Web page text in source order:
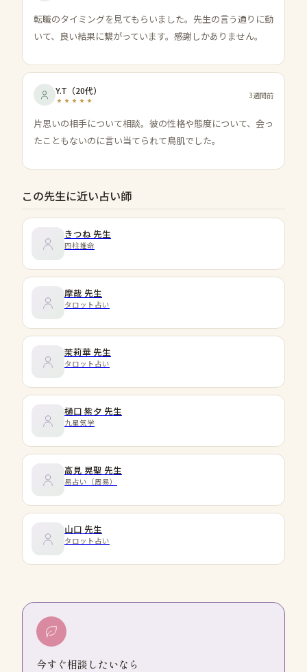
転職のタイミングを見てもらいました。先生の言う通りに動
いて、良い結果に繋がっています。感謝しかありません。
Y.T （20代） 3週間前
片思いの相手について相談。彼の性格や態度について、会っ
たこともないのに言い当てられて鳥肌でした。
この先生に近い占い師
きつね 先生
四柱推命
摩哉 先生
タロット占い
茉莉華 先生
タロット占い
樋口 紫夕 先生
九星気学
高見 晃聖 先生
易占い（周易）
山口 先生
タロット占い
今すぐ相談したいなら